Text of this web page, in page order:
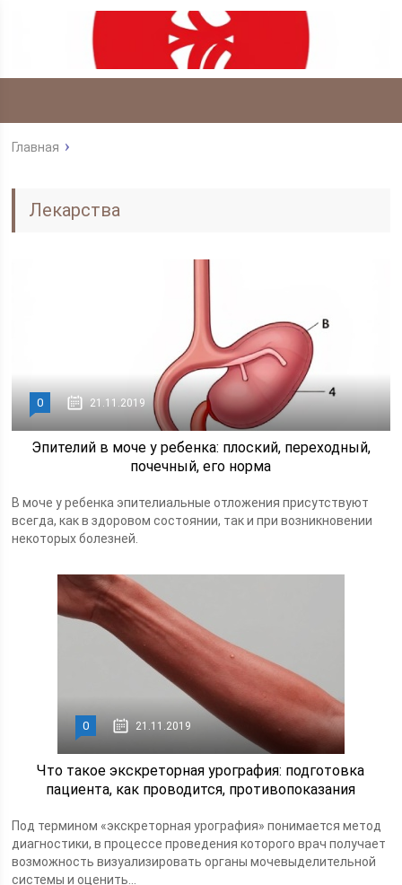
Главная
Лекарства
0 21.11.2019
Эпителий в моче у ребенка: плоский, переходный,
почечный, его норма
В моче у ребенка эпителиальные отложения присутствуют
всегда, как в здоровом состоянии, так и при возникновении
некоторых болезней.
0 21.11.2019
Что такое экскреторная урография: подготовка
пациента, как проводится, противопоказания
Под термином «экскреторная урография» понимается метод
диагностики, в процессе проведения которого врач получает
возможность визуализировать органы мочевыделительной
системы и оценить...